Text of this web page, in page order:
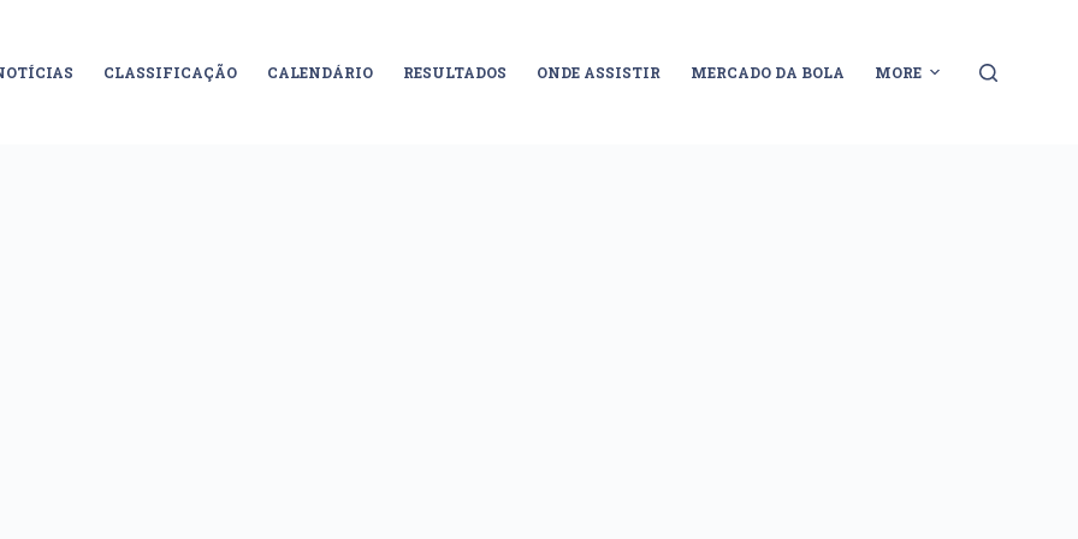
CLASSIFICAÇÃO CALENDÁRIO RESULTADOS ONDE ASSISTIR MERCADO DA BOLA MORE